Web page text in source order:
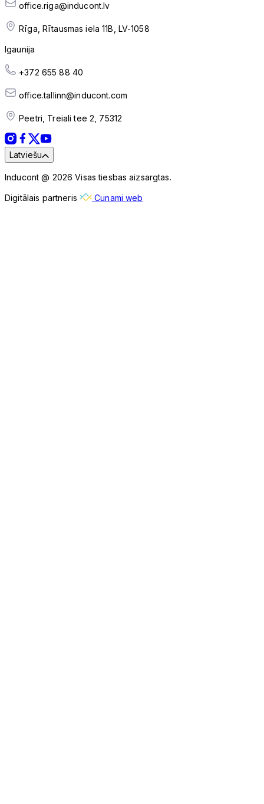
office.riga@inducont.lv
Rīga, Rītausmas iela 11B, LV-1058
Igaunija
+372 655 88 40
office.tallinn@inducont.com
Peetri, Treiali tee 2, 75312
Latviešu
Inducont @ 2026 Visas tiesbas aizsargtas.
Digitālais partneris Cunami web